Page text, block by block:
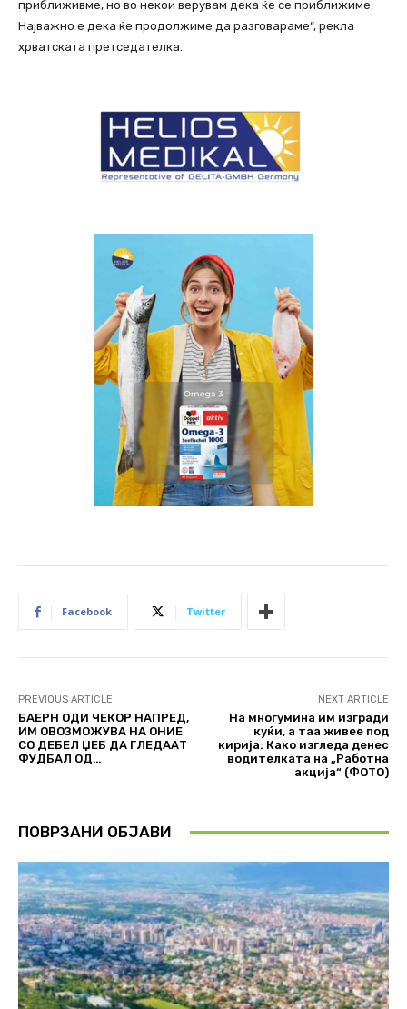
приближивме, но во некои верувам дека ќе се приближиме.
Најважно е дека ќе продолжиме да разговараме“, рекла
хрватската претседателка.
Facebook Twitter
PREVIOUS ARTICLE
БАЕРН ОДИ ЧЕКОР НАПРЕД,
ИМ ОВОЗМОЖУВА НА ОНИЕ
СО ДЕБЕЛ ЏЕБ ДА ГЛЕДААТ
ФУДБАЛ ОД…
NEXT ARTICLE
На многумина им изгради
куќи, а таа живее под
кирија: Како изгледа денес
водителката на „Работна
акција“ (ФОТО)
ПОВРЗАНИ ОБЈАВИ